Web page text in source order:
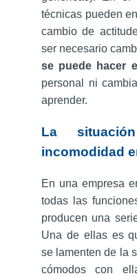
técnicas pueden
cambio de
ser necesario
se puede hacer
personal ni
aprender.
La
incomodidad
En una empresa
todas las
producen una
Una de ellas es
se lamenten de la
cómodos con